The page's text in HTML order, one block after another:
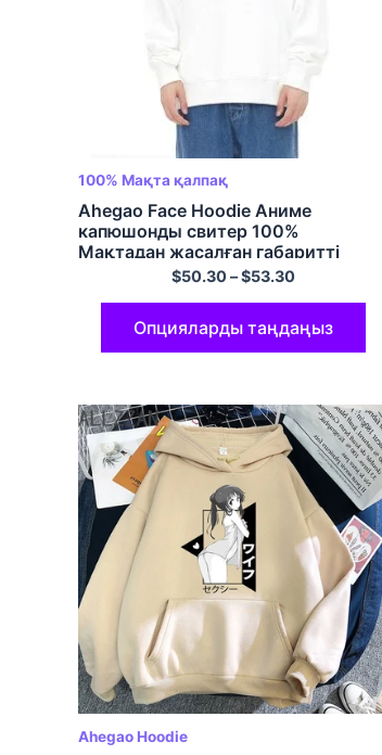
100% Мақта қалпақ
Ahegao Face Hoodie Аниме
капюшонды свитер 100%
Мақтадан жасалған габаритті
жайлы жайлылық көп түсті
$50.30–$53.30
Опцияларды таңдаңыз
Ahegao Hoodie